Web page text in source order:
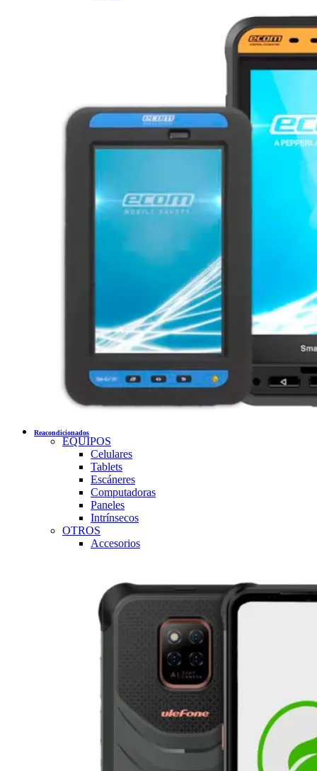
Reacondicionados
EQUIPOS
Celulares
Tablets
Escáneres
Computadoras
Paneles
Intrínsecos
OTROS
Accesorios